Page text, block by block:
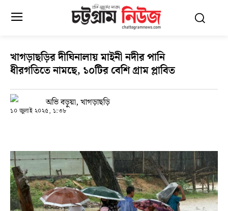
খাগড়াছড়ির দীঘিনালায় মাইনী নদীর পানি
ধীরগতিতে নামছে, ১০টির বেশি গ্রাম প্লাবিত
অভি বড়ুয়া, খাগড়াছড়ি
১০ জুলাই ২০২৫, ১:৩৮